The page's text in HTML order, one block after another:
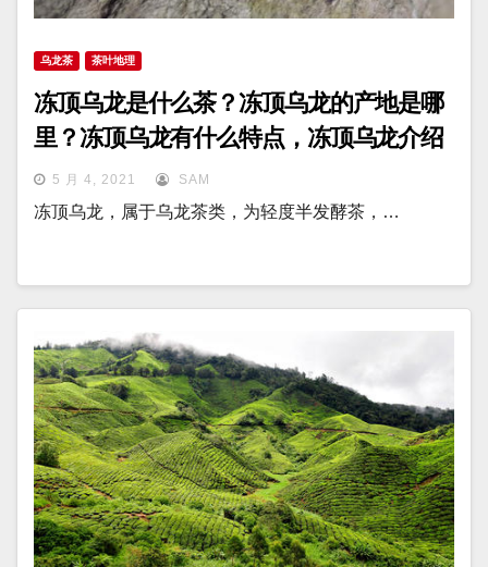
乌龙茶 茶叶地理
冻顶乌龙是什么茶？冻顶乌龙的产地是哪
里？冻顶乌龙有什么特点，冻顶乌龙介绍
5 月 4, 2021 SAM
冻顶乌龙，属于乌龙茶类，为轻度半发酵茶，…